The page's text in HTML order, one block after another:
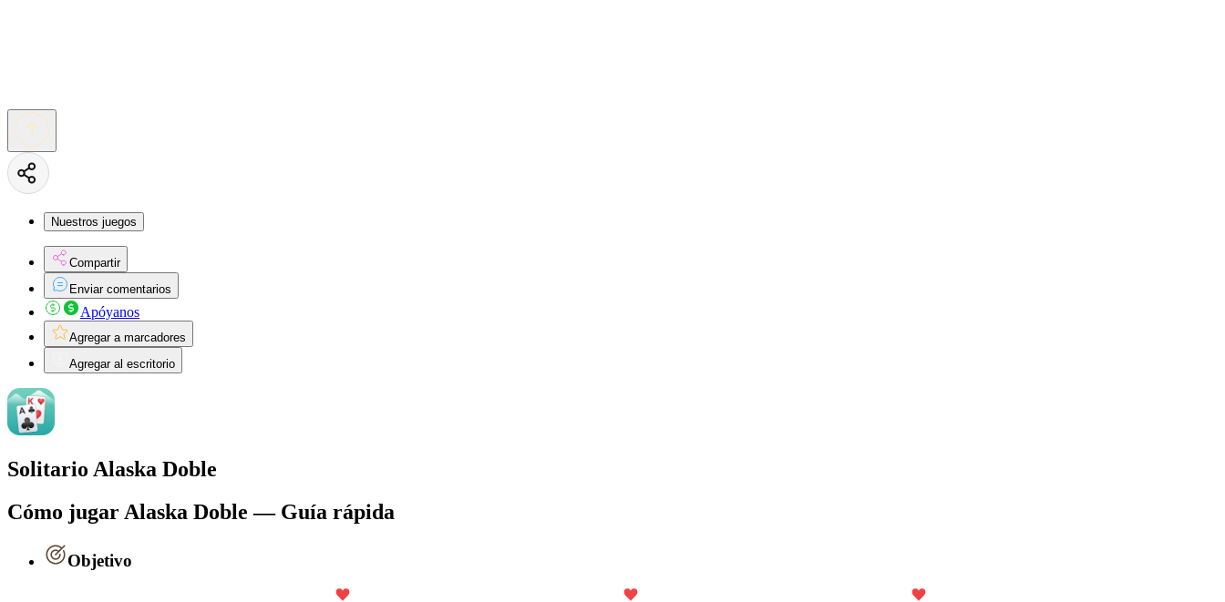
Nuestros juegos
Compartir
Enviar comentarios
Apóyanos
Agregar a marcadores
Agregar al escritorio
Solitario Alaska Doble
Cómo jugar Alaska Doble — Guía rápida
Objetivo